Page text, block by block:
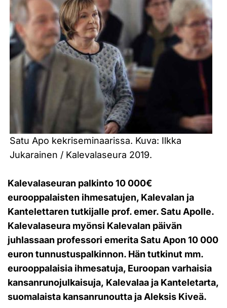
Satu Apo kekriseminaarissa. Kuva: Ilkka
Jukarainen / Kalevalaseura 2019.
Kalevalaseuran palkinto 10 000€
eurooppalaisten ihmesatujen, Kalevalan ja
Kantelettaren tutkijalle prof. emer. Satu Apolle.
Kalevalaseura myönsi Kalevalan päivän
juhlassaan professori emerita Satu Apon 10 000
euron tunnustuspalkinnon. Hän tutkinut mm.
eurooppalaisia ihmesatuja, Euroopan varhaisia
kansanrunojulkaisuja, Kalevalaa ja Kanteletarta,
suomalaista kansanrunoutta ja Aleksis Kiveä.